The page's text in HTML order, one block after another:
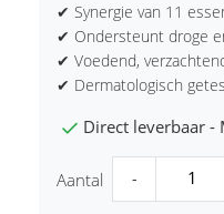
✔ Synergie van 11
✔ Ondersteunt droge
✔ Voedend,
✔ Dermatologisch
Direct leverbaar -
Aantal -